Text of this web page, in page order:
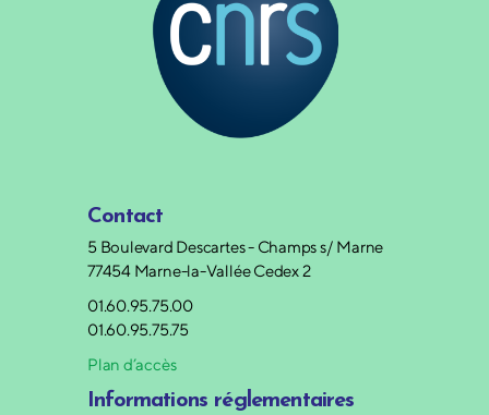
Contact
5 Boulevard Descartes - Champs s/ Marne
77454 Marne-la-Vallée Cedex 2
01.60.95.75.00
01.60.95.75.75
Plan d’accès
Informations réglementaires